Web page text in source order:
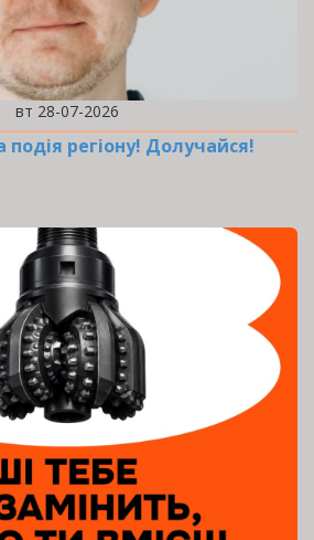
вт 28-07-2026
подія регіону! Долучайся!